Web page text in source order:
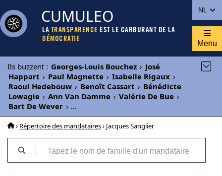
NL
CUMULEO
LA TRANSPARENCE EST LE CARBURANT DE LA
DÉMOCRATIE
Menu
Ils buzzent : Georges-Louis Bouchez › José
Happart › Paul Magnette › Isabelle Rigaux ›
Raoul Hedebouw › Benoît Cassart › Bénédicte
Lowagie › Ann Van Damme › Valérie De Bue ›
Bart De Wever › ...
› Répertoire des mandataires› Jacques Sanglier